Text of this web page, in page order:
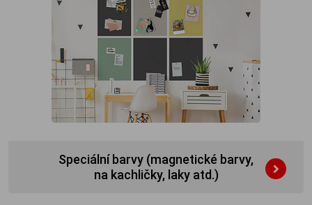
Speciální barvy (magnetické barvy,
na kachličky, laky atd.)